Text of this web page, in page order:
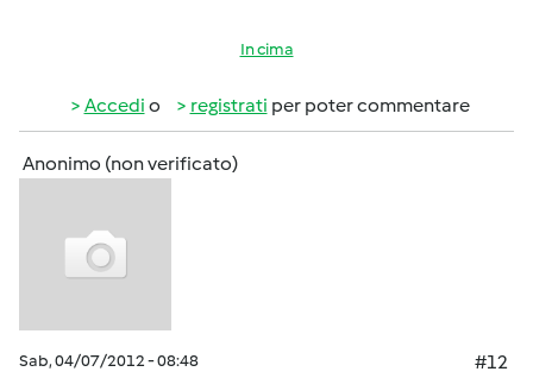
In cima
Accedi o registrati per poter commentare
Anonimo (non verificato)
Sab, 04/07/2012 - 08:48
#12